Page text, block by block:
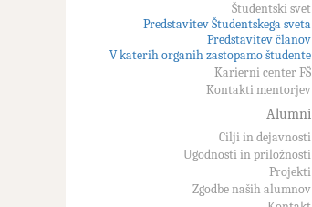
Študentski svet
Predstavitev Študentskega sveta
Predstavitev članov
V katerih organih zastopamo študente
Karierni center FŠ
Kontakti mentorjev
Alumni
Cilji in dejavnosti
Ugodnosti in priložnosti
Projekti
Zgodbe naših alumnov